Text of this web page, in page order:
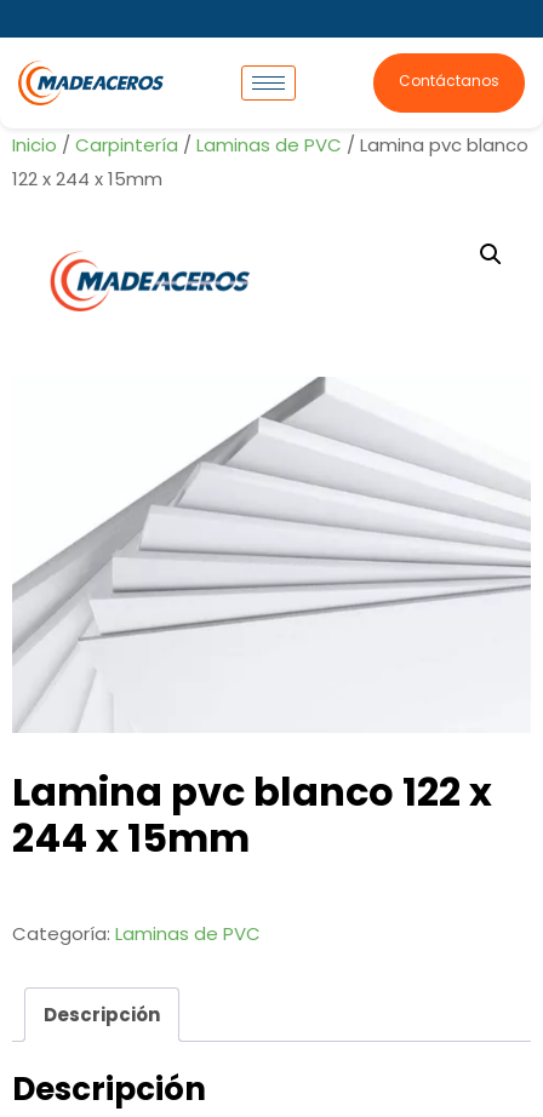
Contáctanos
Inicio / Carpintería / Laminas de PVC / Lamina pvc blanco
122 x 244 x 15mm
Lamina pvc blanco 122 x
244 x 15mm
Categoría: Laminas de PVC
Descripción
Descripción